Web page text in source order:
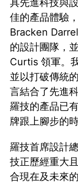
具先進科技與
佳的產品體驗
Bracken
的設計團隊，
Curtis 領軍。
並以打破傳統
言結合了先進
羅技的產品已
牌跟上腳步的時
羅技首席設計
技正歷經重大
合現在及未來